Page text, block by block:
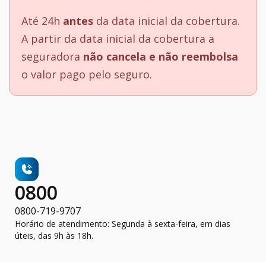
Até 24h antes da data inicial da cobertura.
A partir da data inicial da cobertura a
seguradora não cancela e não reembolsa
o valor pago pelo seguro.
0800
0800-719-9707
Horário de atendimento: Segunda à sexta-feira, em dias
úteis, das 9h às 18h.